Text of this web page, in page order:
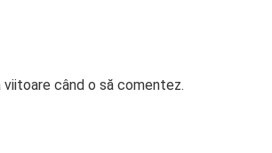
când o să comentez.